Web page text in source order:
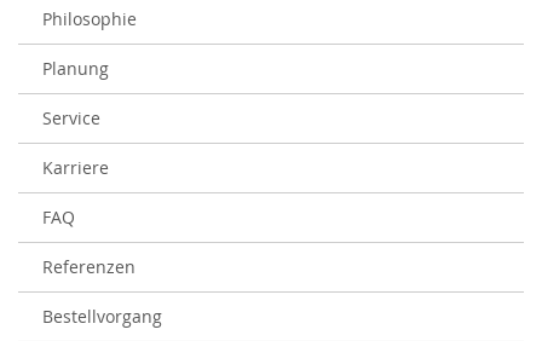
Philosophie
Planung
Service
Karriere
FAQ
Referenzen
Bestellvorgang